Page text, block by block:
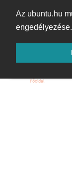
Az ubuntu.hu
engedélyezése.
Hoppá! Valami
Főoldal